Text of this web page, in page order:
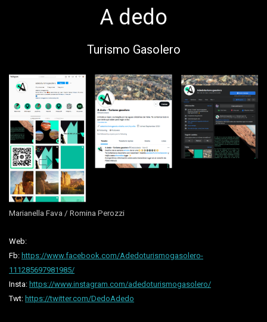
A dedo
Turismo Gasolero
Marianella Fava / Romina Perozzi
Web:
Fb: https://www.facebook.com/Adedoturismogasolero-
111285697981985/
Insta: https://www.instagram.com/adedoturismogasolero/
Twt: https://twitter.com/DedoAdedo